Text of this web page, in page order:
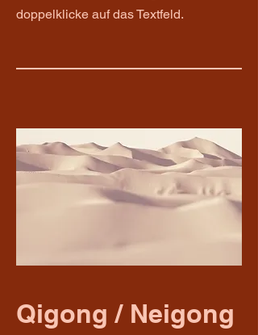
doppelklicke auf das Textfeld.
Qigong / Neigong